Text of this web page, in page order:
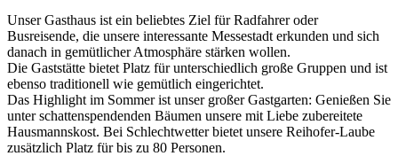
Unser Gasthaus ist ein beliebtes Ziel für Radfahrer oder
Busreisende, die unsere interessante Messestadt erkunden und sich
danach in gemütlicher Atmosphäre stärken wollen.
Die Gaststätte bietet Platz für unterschiedlich große Gruppen und ist
ebenso traditionell wie gemütlich eingerichtet.
Das Highlight im Sommer ist unser großer Gastgarten: Genießen Sie
unter schattenspendenden Bäumen unsere mit Liebe zubereitete
Hausmannskost. Bei Schlechtwetter bietet unsere Reihofer-Laube
zusätzlich Platz für bis zu 80 Personen.